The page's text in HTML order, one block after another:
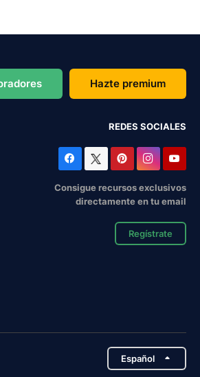
Hazte premium
REDES SOCIALES
Consigue recursos exclusivos
directamente en tu email
Regístrate
Español